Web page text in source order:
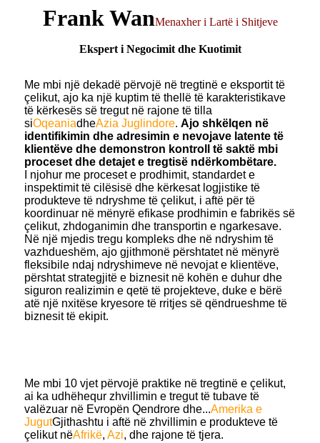
Frank WanMenaxher i Lartë i Shitjeve
Ekspert i Negocimit dhe Kuotimit
Me mbi një dekadë përvojë në tregtinë e eksportit të
çelikut, ajo ka një kuptim të thellë të karakteristikave
të kërkesës së tregut në rajone të tilla
siOqeaniadheAzia Juglindore. Ajo shkëlqen në
identifikimin dhe adresimin e nevojave latente të
klientëve dhe demonstron kontroll të saktë mbi
proceset dhe detajet e tregtisë ndërkombëtare.
I njohur me proceset e prodhimit, standardet e
inspektimit të cilësisë dhe kërkesat logjistike të
produkteve të ndryshme të çelikut, i aftë për të
koordinuar në mënyrë efikase prodhimin e fabrikës së
çelikut, zhdoganimin dhe transportin e ngarkesave.
Në një mjedis tregu kompleks dhe në ndryshim të
vazhdueshëm, ajo gjithmonë përshtatet në mënyrë
fleksibile ndaj ndryshimeve në nevojat e klientëve,
përshtat strategjitë e biznesit në kohën e duhur dhe
siguron realizimin e qetë të projekteve, duke e bërë
atë një nxitëse kryesore të rritjes së qëndrueshme të
biznesit të ekipit.
Me mbi 10 vjet përvojë praktike në tregtinë e çelikut,
ai ka udhëhequr zhvillimin e tregut të tubave të
valëzuar në Evropën Qendrore dhe...Amerika e
JugutGjithashtu i aftë në zhvillimin e produkteve të
çelikut nëAfrikë, Azi, dhe rajone të tjera.